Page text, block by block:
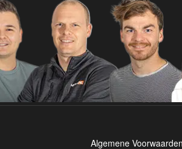
Algemene Voorwaarden